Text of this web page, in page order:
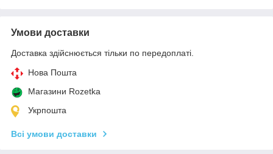
Умови доставки
Доставка здійснюється тільки по передоплаті.
Нова Пошта
Магазини Rozetka
Укрпошта
Всі умови доставки